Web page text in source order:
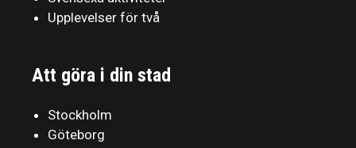
Upplevelser för två
Att göra i din stad
Stockholm
Göteborg